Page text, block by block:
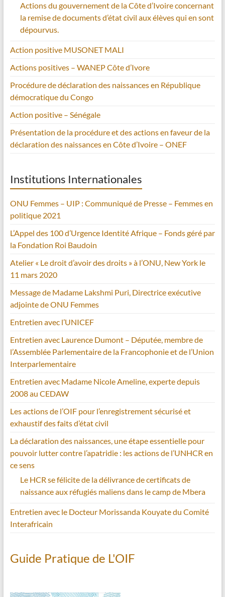
Actions du gouvernement de la Côte d’Ivoire concernant
la remise de documents d’état civil aux élèves qui en sont
dépourvus.
Action positive MUSONET MALI
Actions positives – WANEP Côte d’Ivore
Procédure de déclaration des naissances en République
démocratique du Congo
Action positive – Sénégale
Présentation de la procédure et des actions en faveur de la
déclaration des naissances en Côte d’Ivoire – ONEF
Institutions Internationales
ONU Femmes – UIP : Communiqué de Presse – Femmes en
politique 2021
L’Appel des 100 d’Urgence Identité Afrique – Fonds géré par
la Fondation Roi Baudoin
Atelier « Le droit d’avoir des droits » à l’ONU, New York le
11 mars 2020
Message de Madame Lakshmi Puri, Directrice exécutive
adjointe de ONU Femmes
Entretien avec l’UNICEF
Entretien avec Laurence Dumont – Députée, membre de
l’Assemblée Parlementaire de la Francophonie et de l’Union
Interparlementaire
Entretien avec Madame Nicole Ameline, experte depuis
2008 au CEDAW
Les actions de l’OIF pour l’enregistrement sécurisé et
exhaustif des faits d’état civil
La déclaration des naissances, une étape essentielle pour
pouvoir lutter contre l’apatridie : les actions de l’UNHCR en
ce sens
Le HCR se félicite de la délivrance de certificats de
naissance aux réfugiés maliens dans le camp de Mbera
Entretien avec le Docteur Morissanda Kouyate du Comité
Interafricain
Guide Pratique de L'OIF